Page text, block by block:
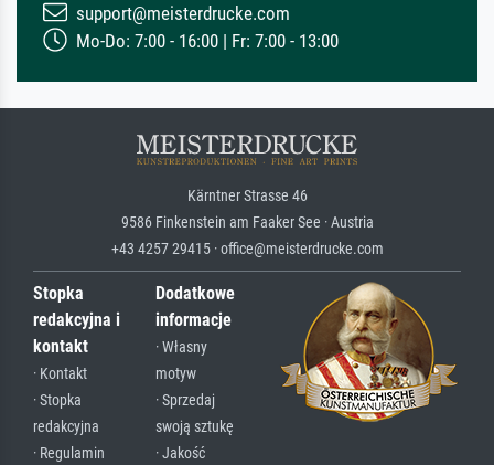
support@meisterdrucke.com
Mo-Do: 7:00 - 16:00 | Fr: 7:00 - 13:00
Kärntner Strasse 46
9586 Finkenstein am Faaker See · Austria
+43 4257 29415 · office@meisterdrucke.com
Stopka
redakcyjna i
kontakt
· Kontakt
· Stopka
redakcyjna
· Regulamin
Dodatkowe
informacje
· Własny
motyw
· Sprzedaj
swoją sztukę
· Jakość